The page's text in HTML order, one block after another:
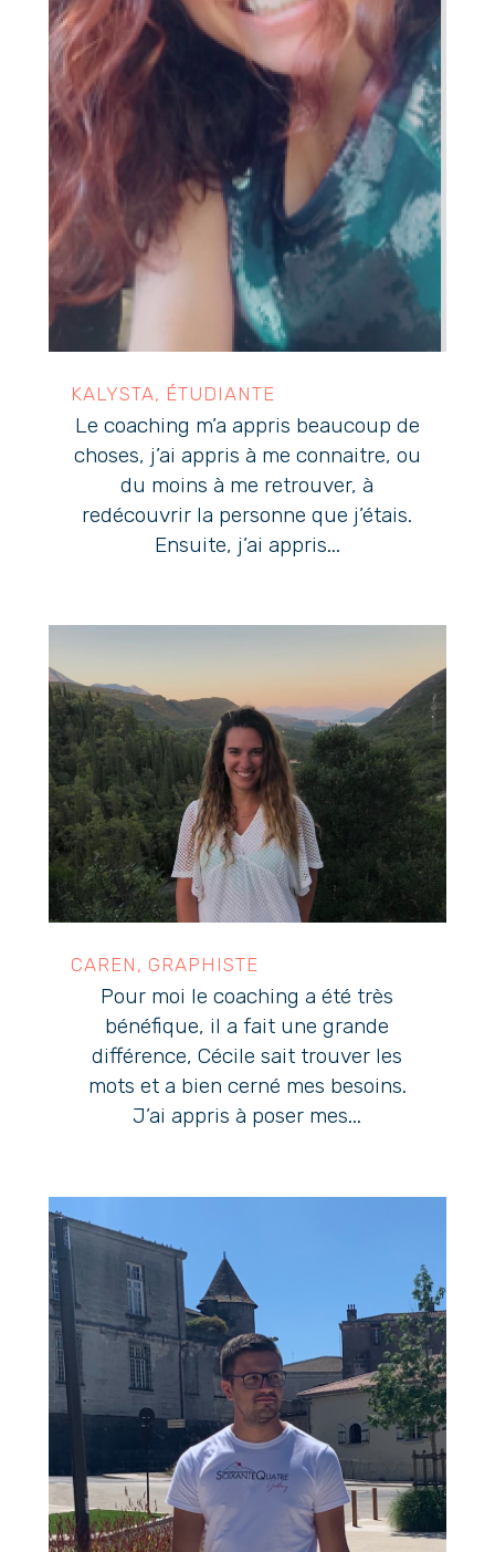
KALYSTA, ÉTUDIANTE
Le coaching m’a appris beaucoup de
choses, j’ai appris à me connaitre, ou
du moins à me retrouver, à
redécouvrir la personne que j’étais.
Ensuite, j’ai appris...
CAREN, GRAPHISTE
Pour moi le coaching a été très
bénéfique, il a fait une grande
différence, Cécile sait trouver les
mots et a bien cerné mes besoins.
J’ai appris à poser mes...